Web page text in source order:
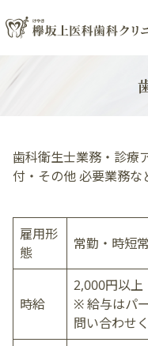
歯科衛生士業務・診療
付・その他 必要業務な
雇用形
態
常勤・時短
時給
2,000円以上
※ 給与はパ
問い合わせ